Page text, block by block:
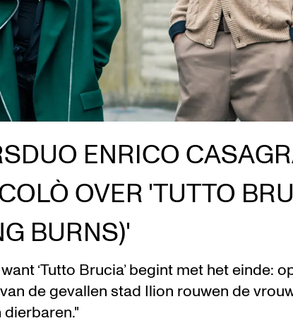
ENRICO
OVER 'TUTTO
BURNS)'
‘Tutto Brucia’ begint met het einde:
de gevallen stad Ilion rouwen de